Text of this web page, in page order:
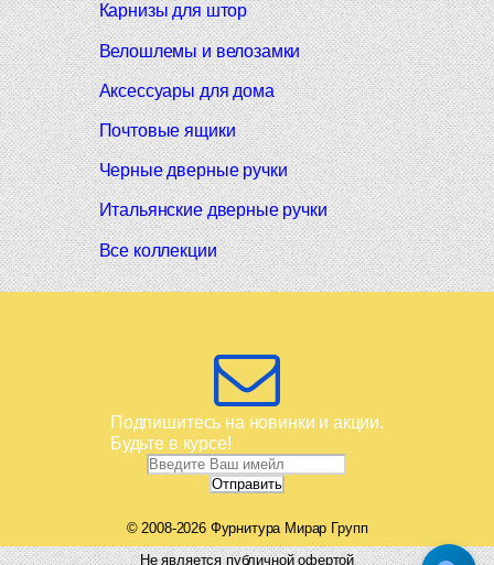
Карнизы для штор
Велошлемы и велозамки
Аксессуары для дома
Почтовые ящики
Черные дверные ручки
Итальянские дверные ручки
Все коллекции
Подпишитесь на новинки и акции.
Будьте в курсе!
© 2008-2026 Фурнитура Мирар Групп
Не является публичной офертой